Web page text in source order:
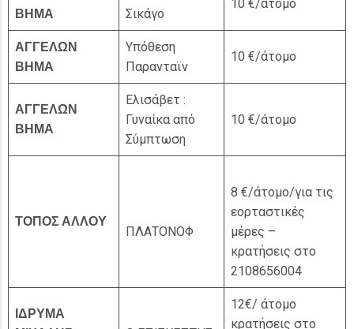
ΒΗΜΑ
Σικάγο
10 €/άτομο
ΑΓΓΕΛΩΝ
ΒΗΜΑ
Υπόθεση
Παρανταϊν
10 €/άτομο
ΑΓΓΕΛΩΝ
ΒΗΜΑ
Ελισάβετ :
Γυναίκα από
Σύμπτωση
10 €/άτομο
ΤΟΠΟΣ ΑΛΛΟΥ
ΠΛΑΤΟΝΟΦ
8 €/άτομο/για τις
εορταστικές
μέρες –
κρατήσεις στο
2108656004
ΙΔΡΥΜΑ
12€/ άτομο
κρατήσεις στο